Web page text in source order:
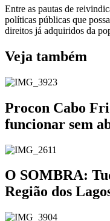
Entre as pautas de
políticas públicas que
direitos já adquiridos da
Veja também
Procon Cabo
funcionar sem
O SOMBRA:
Região dos